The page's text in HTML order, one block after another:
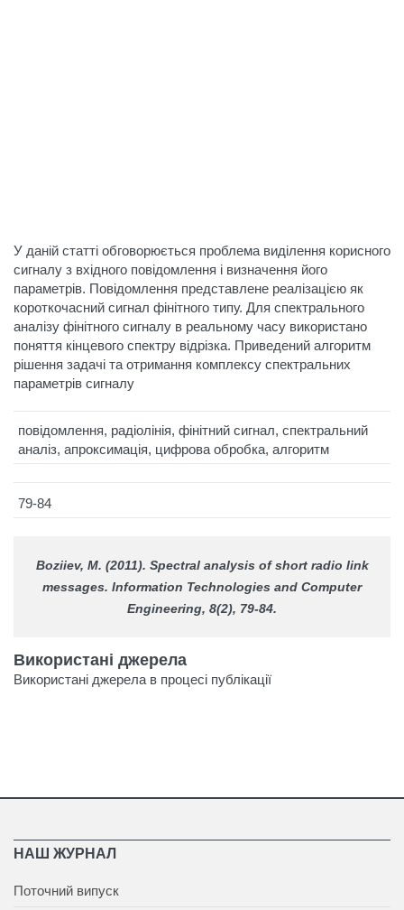
У даній статті обговорюється проблема виділення корисного
сигналу з вхідного повідомлення і визначення його
параметрів. Повідомлення представлене реалізацією як
короткочасний сигнал фінітного типу. Для спектрального
аналізу фінітного сигналу в реальному часу використано
поняття кінцевого спектру відрізка. Приведений алгоритм
рішення задачі та отримання комплексу спектральних
параметрів сигналу
повідомлення, радіолінія, фінітний сигнал, спектральний
аналіз, апроксимація, цифрова обробка, алгоритм
79-84
Boziiev, M. (2011). Spectral analysis of short radio link
messages. Information Technologies and Computer
Engineering, 8(2), 79-84.
Використані джерела
Використані джерела в процесі публікації
НАШ ЖУРНАЛ
Поточний випуск